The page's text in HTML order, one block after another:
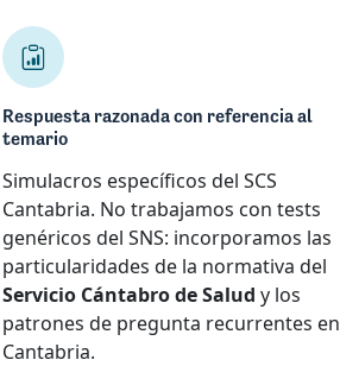
Respuesta razonada con referencia al
temario
Simulacros específicos del SCS
Cantabria. No trabajamos con tests
genéricos del SNS: incorporamos las
particularidades de la normativa del
Servicio Cántabro de Salud y los
patrones de pregunta recurrentes en
Cantabria.